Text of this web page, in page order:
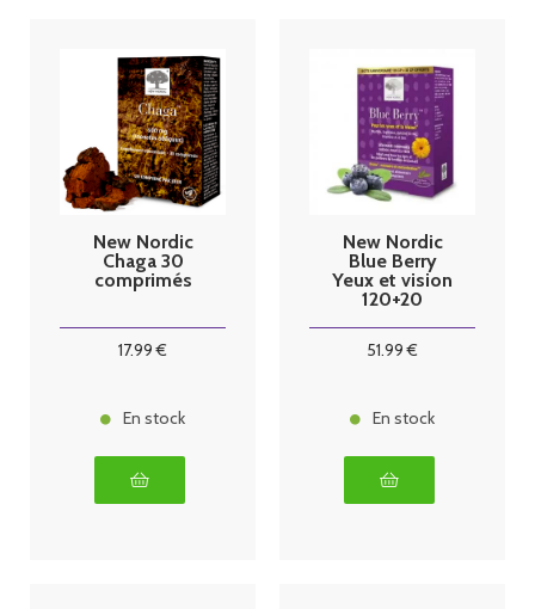
New Nordic
Chaga 30
comprimés
17.99 €
En stock
New Nordic
Blue Berry
Yeux et vision
120+20
51.99 €
En stock